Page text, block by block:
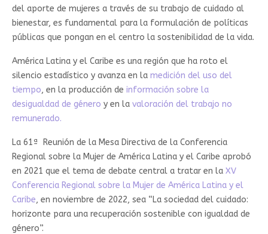
del aporte de mujeres a través de su trabajo de cuidado al
bienestar, es fundamental para la formulación de políticas
públicas que pongan en el centro la sostenibilidad de la vida.
América Latina y el Caribe es una región que ha roto el
silencio estadístico y avanza en la medición del uso del
tiempo, en la producción de información sobre la
desigualdad de género y en la valoración del trabajo no
remunerado.
La 61ª Reunión de la Mesa Directiva de la Conferencia
Regional sobre la Mujer de América Latina y el Caribe aprobó
en 2021 que el tema de debate central a tratar en la XV
Conferencia Regional sobre la Mujer de América Latina y el
Caribe, en noviembre de 2022, sea “La sociedad del cuidado:
horizonte para una recuperación sostenible con igualdad de
género”.